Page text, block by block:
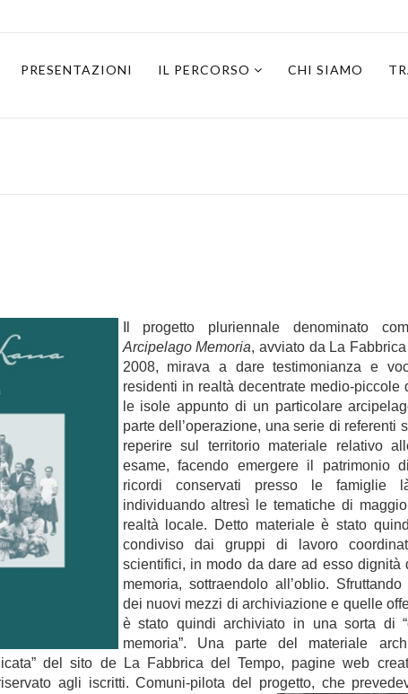
PRESENTAZIONI IL PERCORSO CHI SIAMO
Il progetto pluriennale denominato
Arcipelago Memoria, avviato da La
2008, mirava a dare testimonianza e
residenti in realtà decentrate medio-piccole
le isole appunto di un particolare
parte dell’operazione, una serie di referenti
reperire sul territorio materiale relativo
esame, facendo emergere il patrimonio
ricordi conservati presso le famiglie
individuando altresì le tematiche di
realtà locale. Detto materiale è stato
condiviso dai gruppi di lavoro
scientifici, in modo da dare ad esso dignità
memoria, sottraendolo all’oblio.
dei nuovi mezzi di archiviazione e quelle
è stato quindi archiviato in una sorta di
memoria”. Una parte del materiale
del sito de La Fabbrica del Tempo, pagine web
agli iscritti. Comuni-pilota del progetto, che